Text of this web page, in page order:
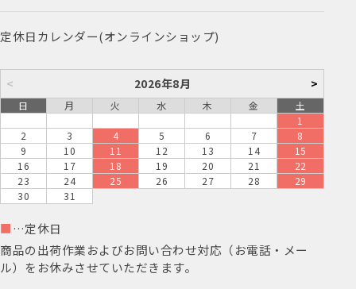
定休日カレンダー(オンラインショップ)
< 2026年8月 >
日 月 火 水 木 金
土
1
2
3 4 5 6 7
8
9
10 11 12 13 14
15
16
17 18 19 20 21
22
23
24 25 26 27 28
29
30
31
■ …定休日
商品の出荷作業およびお問い合わせ対応（お電話・メー
ル）をお休みさせていただきます。